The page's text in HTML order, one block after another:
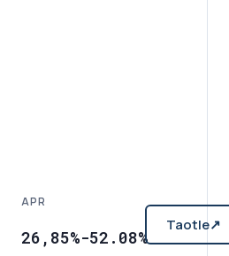
APR
26,85%-52.08%
Taotle↗